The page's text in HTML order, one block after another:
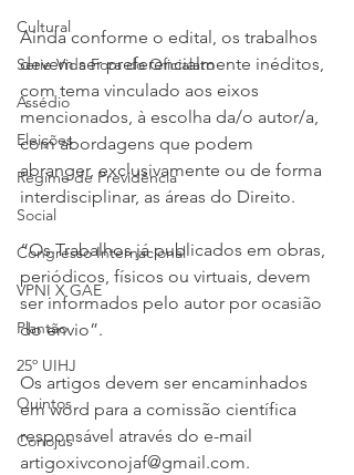
Cultural
Serie Vida Fora do Oficialato
Assédio
Eleições
Regime de Previdência
Social
Congresso Internacional
VPNI X GAE
Plantão
25º UIHJ
Quintos
Conojus
Ainda conforme o edital, os trabalhos
devem ser preferencialmente inéditos,
com tema vinculado aos eixos
mencionados, à escolha da/o autor/a,
com abordagens que podem
abranger, exclusivamente ou de forma
interdisciplinar, as áreas do Direito.
“Os Trabalhos já publicados em obras,
periódicos, físicos ou virtuais, devem
ser informados pelo autor por ocasião
do envio”.
Os artigos devem ser encaminhados
em word para a comissão científica
responsável através do e-mail
artigoxivconojaf@gmail.com.